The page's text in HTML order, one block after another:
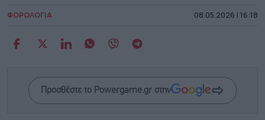
ΦΟΡΟΛΟΓΙΑ 08.05.2026 | 16:18
Προσθέστε το Powergame.gr στην